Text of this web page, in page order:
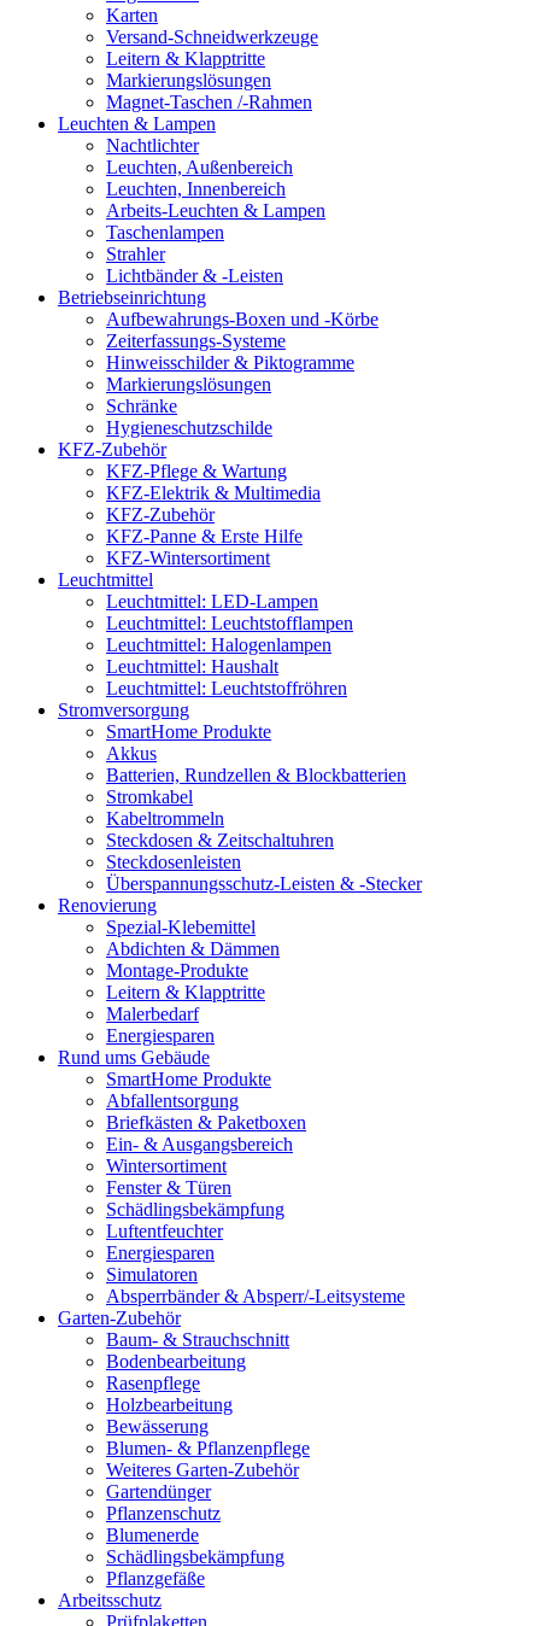
Karten
Versand-Schneidwerkzeuge
Leitern & Klapptritte
Markierungslösungen
Magnet-Taschen /-Rahmen
Leuchten & Lampen
Nachtlichter
Leuchten, Außenbereich
Leuchten, Innenbereich
Arbeits-Leuchten & Lampen
Taschenlampen
Strahler
Lichtbänder & -Leisten
Betriebseinrichtung
Aufbewahrungs-Boxen und -Körbe
Zeiterfassungs-Systeme
Hinweisschilder & Piktogramme
Markierungslösungen
Schränke
Hygieneschutzschilde
KFZ-Zubehör
KFZ-Pflege & Wartung
KFZ-Elektrik & Multimedia
KFZ-Zubehör
KFZ-Panne & Erste Hilfe
KFZ-Wintersortiment
Leuchtmittel
Leuchtmittel: LED-Lampen
Leuchtmittel: Leuchtstofflampen
Leuchtmittel: Halogenlampen
Leuchtmittel: Haushalt
Leuchtmittel: Leuchtstoffröhren
Stromversorgung
SmartHome Produkte
Akkus
Batterien, Rundzellen & Blockbatterien
Stromkabel
Kabeltrommeln
Steckdosen & Zeitschaltuhren
Steckdosenleisten
Überspannungsschutz-Leisten & -Stecker
Renovierung
Spezial-Klebemittel
Abdichten & Dämmen
Montage-Produkte
Leitern & Klapptritte
Malerbedarf
Energiesparen
Rund ums Gebäude
SmartHome Produkte
Abfallentsorgung
Briefkästen & Paketboxen
Ein- & Ausgangsbereich
Wintersortiment
Fenster & Türen
Schädlingsbekämpfung
Luftentfeuchter
Energiesparen
Simulatoren
Absperrbänder & Absperr/-Leitsysteme
Garten-Zubehör
Baum- & Strauchschnitt
Bodenbearbeitung
Rasenpflege
Holzbearbeitung
Bewässerung
Blumen- & Pflanzenpflege
Weiteres Garten-Zubehör
Gartendünger
Pflanzenschutz
Blumenerde
Schädlingsbekämpfung
Pflanzgefäße
Arbeitsschutz
Prüfplaketten